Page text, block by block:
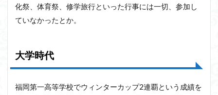
化祭、体育祭、修学旅行といった行事には一切、参加し
ていなかったとか。
大学時代
福岡第一高等学校でウィンターカップ2連覇という成績を